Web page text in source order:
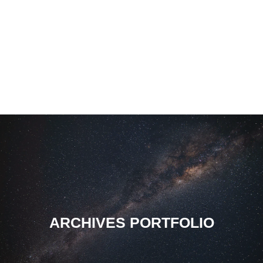
ARCHIVES PORTFOLIO